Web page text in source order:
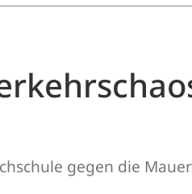
gegen die